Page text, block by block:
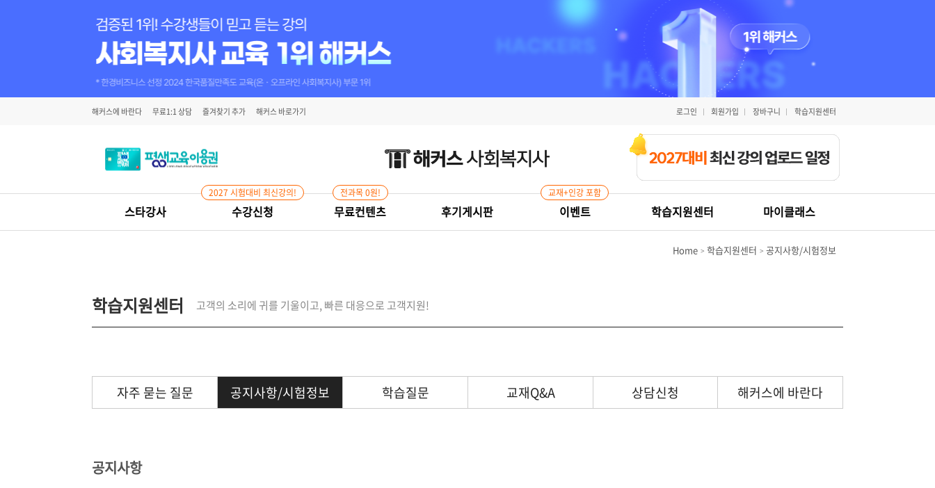
해커스에 바란다 무료1:1 상담 즐겨찾기 추가 해커스 바로가기 로그인 회원가입 장바구니 학습지원센터
스타강사 수강신청
2027 시험대비 최신강의!
무료컨텐츠
전과목 0원!
후기게시판 이벤트
교재+인강 포함
학습지원센터 마이클래스
Home 학습지원센터 공지사항/시험정보
학습지원센터 고객의 소리에 귀를 기울이고, 빠른 대응으로 고객지원!
자주 묻는 질문 공지사항/시험정보 학습질문 교재Q&A 상담신청 해커스에 바란다
공지사항